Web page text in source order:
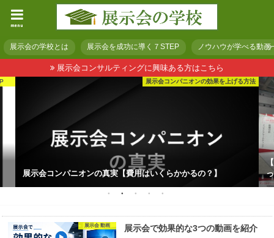
menu
展示会の学校とは 展示会を成功に導く７STEP ノウハウが学べる動画
展示会コンサルティングに興味ある方はこちら
展示会コンパニオンの効果を上げる方法
展示会コンパニオンの真実【費用はいくらかかるの？】
展示会 動画 展示会で効果的な3つの動画を紹介